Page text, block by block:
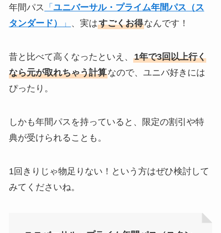
年間パス 「 ユニバーサル・プライム年間パス（ス
タンダード）
」 、実はすごくお得なんです！
昔と比べて高くなったといえ、 1年で3回以上行く
なら元が取れちゃう計算なので、ユニバ好きには
ぴったり。
しかも年間パスを持っていると、限定の割引や特
典が受けられることも。
1回きりじゃ物足りない！という方はぜひ検討して
みてくださいね。